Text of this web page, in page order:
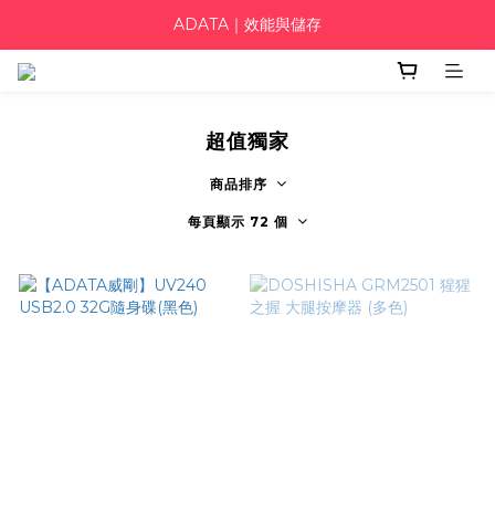
ADATA｜效能與儲存
超值獨家
商品排序
每頁顯示 72 個